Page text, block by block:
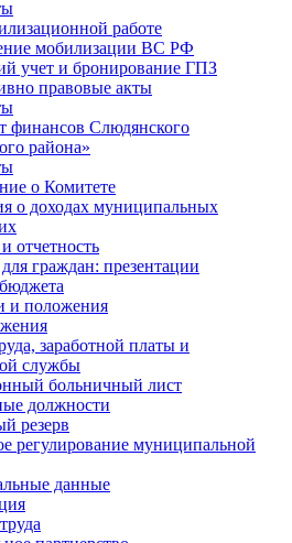
работе
мобилизации ВС РФ
учет и бронирование ГПЗ
правовые акты
Слюдянского
района»
о Комитете
о доходах муниципальных
отчетность
граждан: презентации
и положения
заработной платы и
службы
больничный лист
должности
резерв
регулирование муниципальной
данные